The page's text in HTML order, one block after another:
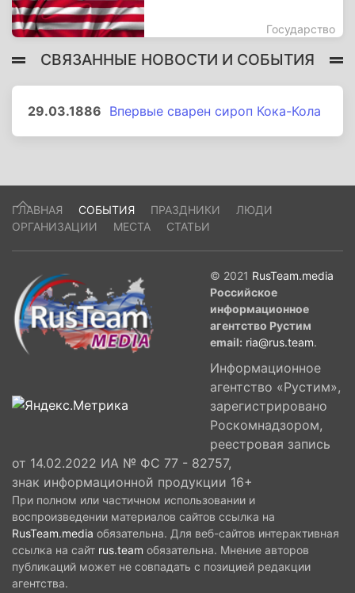
Государство
СВЯЗАННЫЕ НОВОСТИ И СОБЫТИЯ
29.03.1886 Впервые сварен сироп Кока-Кола
ГЛАВНАЯ СОБЫТИЯ ПРАЗДНИКИ
ЛЮДИ
ОРГАНИЗАЦИИ
МЕСТА СТАТЬИ
© 2021 RusTeam.media
Российское
информационное
агентство Рустим
email: ria@rus.team.
Информационное
агентство «Рустим»,
зарегистрировано
Роскомнадзором,
реестровая запись
от 14.02.2022 ИА № ФС 77 - 82757,
знак информационной продукции 16+
При полном или частичном использовании и
воспроизведении материалов сайтов ссылка на
RusTeam.media обязательна. Для веб-сайтов интерактивная
ссылка на сайт rus.team обязательна. Мнение авторов
публикаций может не совпадать с позицией редакции
агентства.